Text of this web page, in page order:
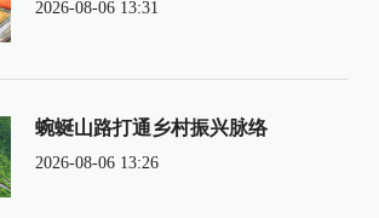
2026-08-06 13:31
蜿蜒山路打通乡村振兴脉络
2026-08-06 13:26